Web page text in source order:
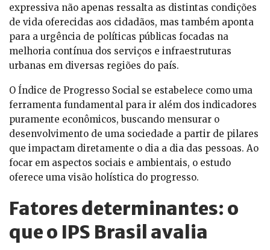
expressiva não apenas ressalta as distintas condições
de vida oferecidas aos cidadãos, mas também aponta
para a urgência de políticas públicas focadas na
melhoria contínua dos serviços e infraestruturas
urbanas em diversas regiões do país.
O Índice de Progresso Social se estabelece como uma
ferramenta fundamental para ir além dos indicadores
puramente econômicos, buscando mensurar o
desenvolvimento de uma sociedade a partir de pilares
que impactam diretamente o dia a dia das pessoas. Ao
focar em aspectos sociais e ambientais, o estudo
oferece uma visão holística do progresso.
Fatores determinantes: o
que o IPS Brasil avalia